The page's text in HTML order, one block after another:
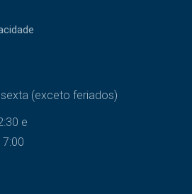
(exceto feriados)
e